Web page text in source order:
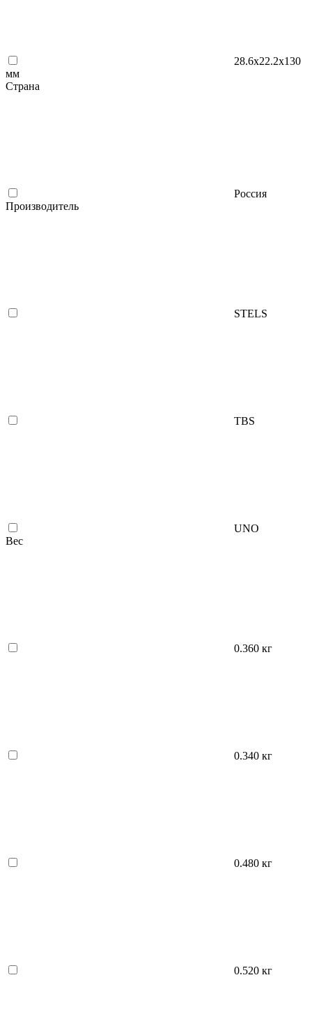
28.6x22.2x130
мм
Страна
Россия
Производитель
STELS
TBS
UNO
Вес
0.360 кг
0.340 кг
0.480 кг
0.520 кг